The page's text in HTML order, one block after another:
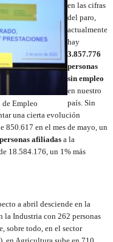
de Empleo
en las cifras
del paro,
actualmente
hay
3.857.776
personas
sin empleo
en nuestro
país. Sin
una cierta evolución
850.617 en el mes de mayo, un
personas afiliadas a la
18.584.176, un 1% más
a abril desciende en la
la Industria con 262 personas
sobre todo, en el sector